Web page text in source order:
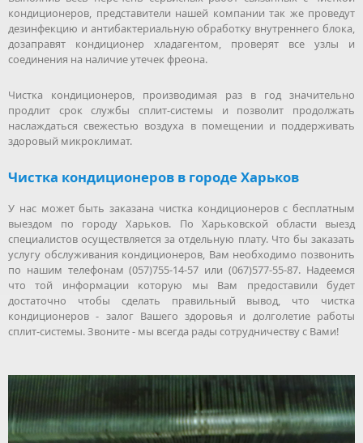
кондиционеров, представители нашей компании так же проведут
дезинфекцию и антибактериальную обработку внутреннего блока,
дозаправят кондиционер хладагентом, проверят все узлы и
соединения на наличие утечек фреона.
Чистка кондиционеров, производимая раз в год значительно
продлит срок службы сплит-системы и позволит продолжать
наслаждаться свежестью воздуха в помещении и поддерживать
здоровый микроклимат.
Чистка кондиционеров в городе Харьков
У нас может быть заказана чистка кондиционеров с бесплатным
выездом по городу Харьков. По Харьковской области выезд
специалистов осуществляется за отдельную плату. Что бы заказать
услугу обслуживания кондиционеров, Вам необходимо позвонить
по нашим телефонам (057)755-14-57 или (067)577-55-87. Надеемся
что той информации которую мы Вам предоставили будет
достаточно чтобы сделать правильный вывод, что чистка
кондиционеров - залог Вашего здоровья и долголетие работы
сплит-системы. Звоните - мы всегда рады сотрудничеству с Вами!